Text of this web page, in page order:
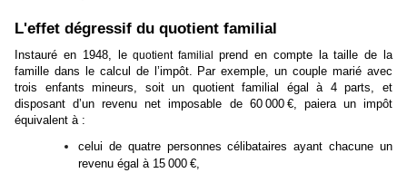
L'effet dégressif du quotient familial
Instauré en 1948, lequotient familialprend en compte la taille de la
famille dans le calcul de l’impôt. Par exemple, un couple marié avec
trois enfants mineurs, soit un quotient familial égal à 4 parts, et
disposant d’un revenu net imposable de 60 000 €, paiera un impôt
équivalent à :
celui de quatre personnes célibataires ayant chacune un
revenu égal à 15 000 €,